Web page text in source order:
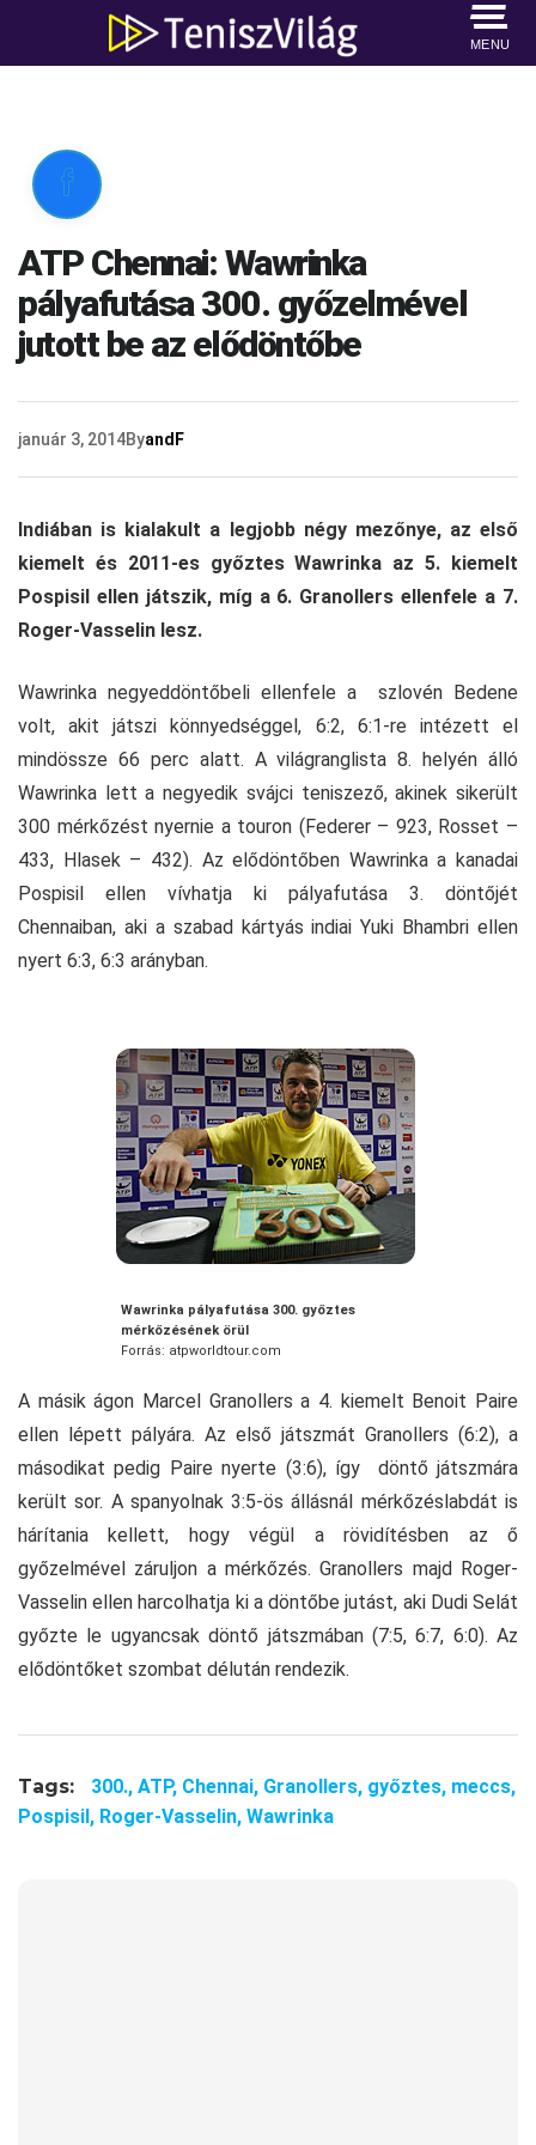
MENU

ATP Chennai: Wawrinka
pályafutása 300. győzelmével
jutott be az elődöntőbe
január 3, 2014ByandF
Indiában is kialakult a legjobb négy mezőnye, az első
kiemelt és 2011-es győztes Wawrinka az 5. kiemelt
Pospisil ellen játszik, míg a 6. Granollers ellenfele a 7.
Roger-Vasselin lesz.
Wawrinka negyeddöntőbeli ellenfele a szlovén Bedene
volt, akit játszi könnyedséggel, 6:2, 6:1-re intézett el
mindössze 66 perc alatt. A világranglista 8. helyén álló
Wawrinka lett a negyedik svájci teniszező, akinek sikerült
300 mérkőzést nyernie a touron (Federer – 923, Rosset –
433, Hlasek – 432). Az elődöntőben Wawrinka a kanadai
Pospisil ellen vívhatja ki pályafutása 3. döntőjét
Chennaiban, aki a szabad kártyás indiai Yuki Bhambri ellen
nyert 6:3, 6:3 arányban.
Wawrinka pályafutása 300. győztes
mérkőzésének örül
Forrás: atpworldtour.com
A másik ágon Marcel Granollers a 4. kiemelt Benoit Paire
ellen lépett pályára. Az első játszmát Granollers (6:2), a
másodikat pedig Paire nyerte (3:6), így döntő játszmára
került sor. A spanyolnak 3:5-ös állásnál mérkőzéslabdát is
hárítania kellett, hogy végül a rövidítésben az ő
győzelmével záruljon a mérkőzés. Granollers majd Roger-
Vasselin ellen harcolhatja ki a döntőbe jutást, aki Dudi Selát
győzte le ugyancsak döntő játszmában (7:5, 6:7, 6:0). Az
elődöntőket szombat délután rendezik.
Tags: 300., ATP, Chennai, Granollers, győztes, meccs,
Pospisil, Roger-Vasselin, Wawrinka